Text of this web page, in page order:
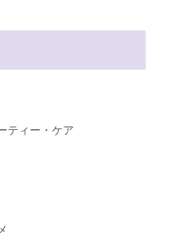
ティー・ケア